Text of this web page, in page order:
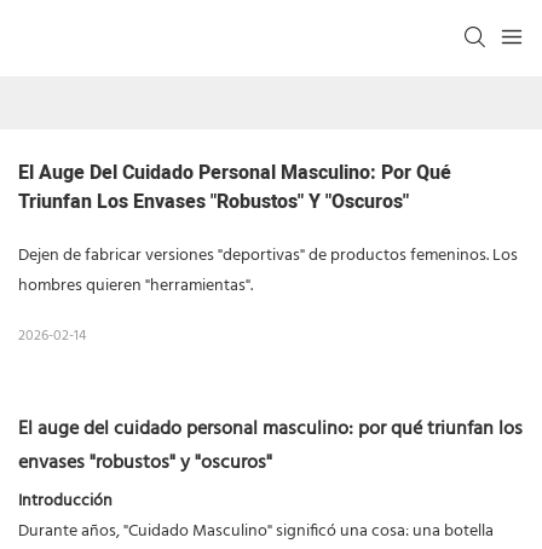
El Auge Del Cuidado Personal Masculino: Por Qué
Triunfan Los Envases "robustos" Y "oscuros"
Dejen de fabricar versiones "deportivas" de productos femeninos. Los
hombres quieren "herramientas".
2026-02-14
El auge del cuidado personal masculino: por qué triunfan los
envases "robustos" y "oscuros"
Introducción
Durante años, "Cuidado Masculino" significó una cosa: una botella